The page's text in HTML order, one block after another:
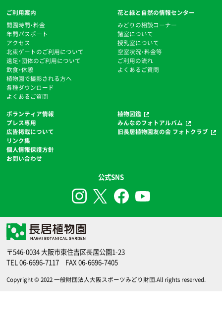
ご利用案内
開園時間・料金
年間パスポート
アクセス
北東ゲートのご利用について
遠足・団体のご利用について
飲食・休憩
植物園で撮影される方へ
各種ダウンロード
よくあるご質問
花と緑と自然の情報センター
みどりの相談コーナー
諸室について
授乳室について
空室状況・料金等
ご利用の流れ
よくあるご質問
ボランティア情報
プレス専用
広告掲載について
リンク集
個人情報保護方針
お問い合わせ
植物図鑑
みんなのフォトアルバム
旧長居植物園友の会 フォトクラブ
公式SNS
〒546-0034 大阪市東住吉区⻑居公園1-23
TEL06-6696-7117 FAX 06-6696-7405
Copyright © 2022一般財団法人大阪スポーツみどり財団.All rights reserved.